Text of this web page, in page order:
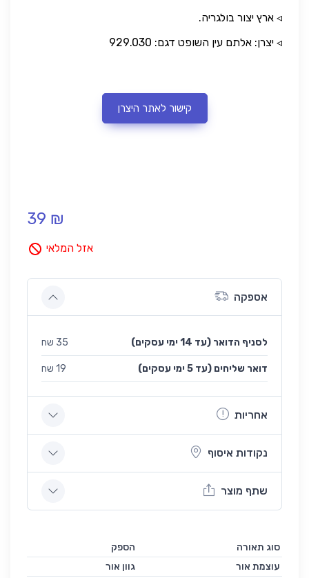
◃ ארץ יצור בולגריה.
◃ יצרן: אלתם עין השופט דגם: 929.030
קישור לאתר היצרן
39 ₪
אזל המלאי
אספקה
לסניף הדואר (עד 14 ימי עסקים) 35 שח
(עד 5 ימי עסקים) דואר שליחים 19 שח
אחריות
נקודות איסוף
שתף מוצר
סוג תאורה
הספק
עוצמת אור
גוון אור